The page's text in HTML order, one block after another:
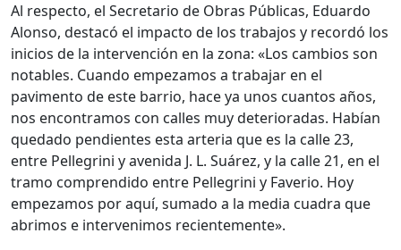
Al respecto, el Secretario de Obras Públicas, Eduardo
Alonso, destacó el impacto de los trabajos y recordó los
inicios de la intervención en la zona: «Los cambios son
notables. Cuando empezamos a trabajar en el
pavimento de este barrio, hace ya unos cuantos años,
nos encontramos con calles muy deterioradas. Habían
quedado pendientes esta arteria que es la calle 23,
entre Pellegrini y avenida J. L. Suárez, y la calle 21, en el
tramo comprendido entre Pellegrini y Faverio. Hoy
empezamos por aquí, sumado a la media cuadra que
abrimos e intervenimos recientemente».